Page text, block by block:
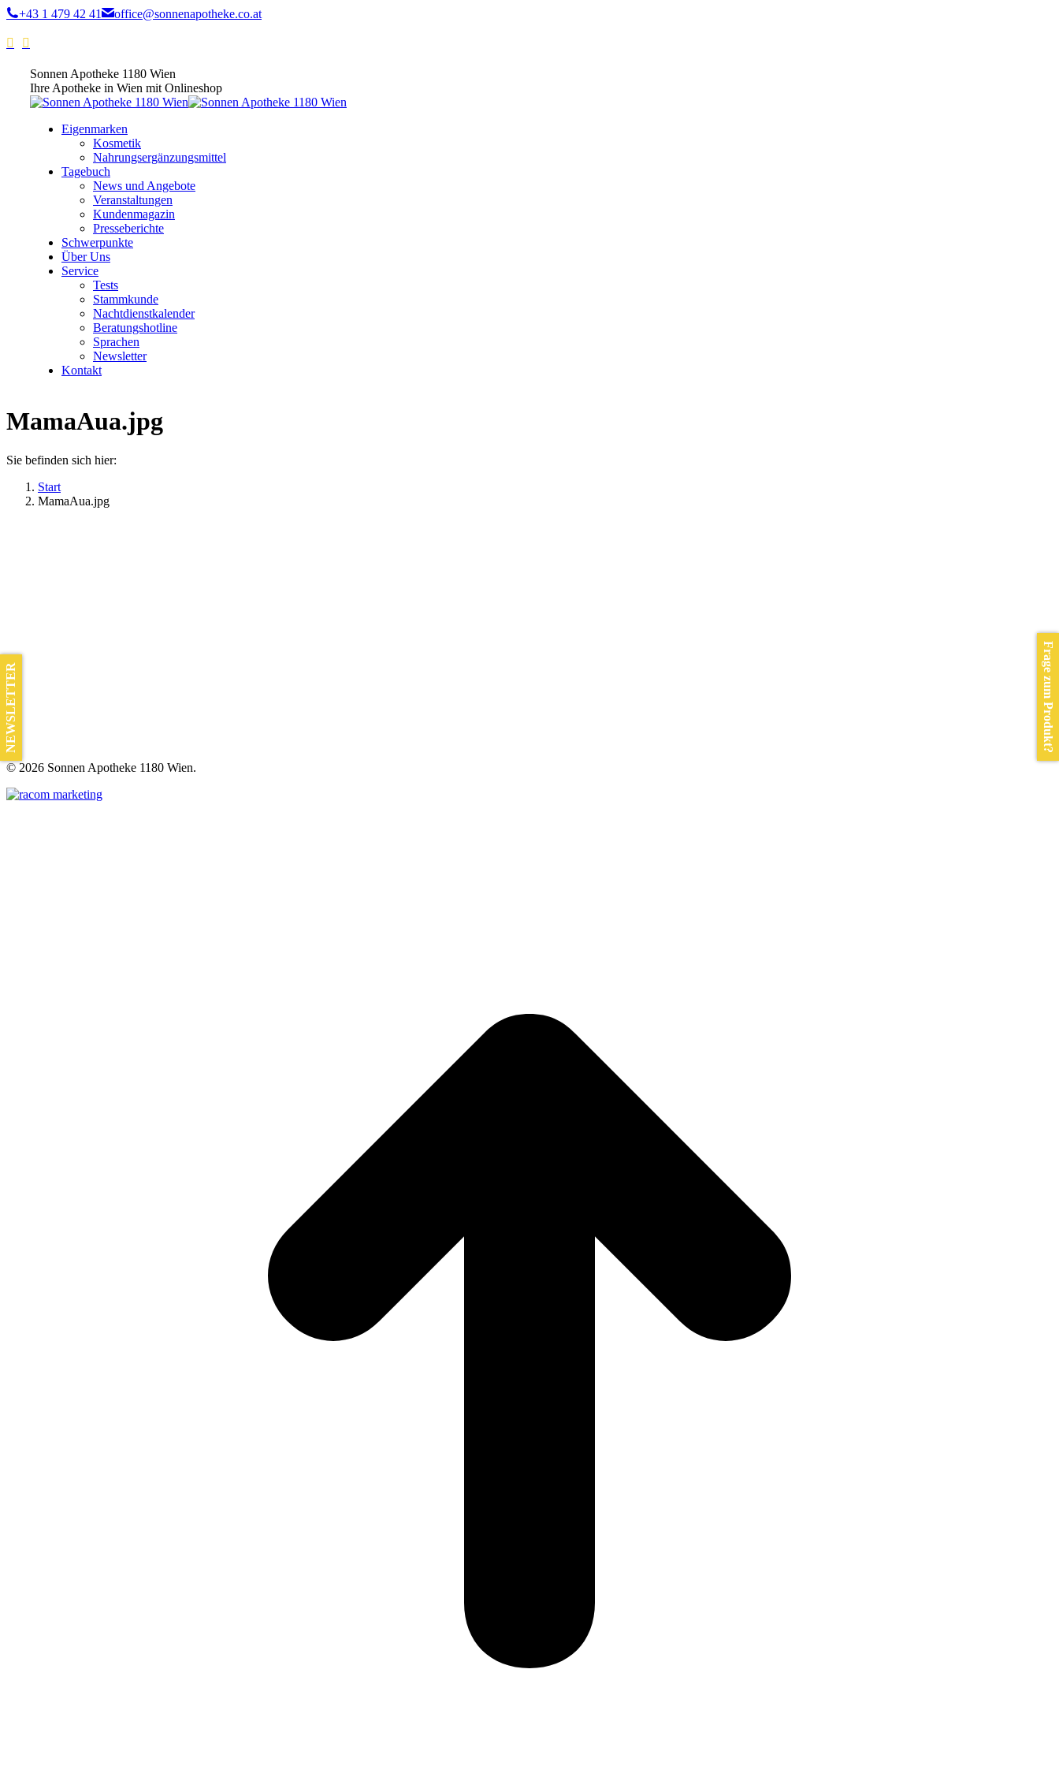
+43 1 479 42 41 office@sonnenapotheke.co.at
Sonnen Apotheke 1180 Wien
Ihre Apotheke in Wien mit Onlineshop
Eigenmarken
Kosmetik
Nahrungsergänzungsmittel
Tagebuch
News und Angebote
Veranstaltungen
Kundenmagazin
Presseberichte
Schwerpunkte
Über Uns
Service
Tests
Stammkunde
Nachtdienstkalender
Beratungshotline
Sprachen
Newsletter
Kontakt
MamaAua.jpg
Sie befinden sich hier:
Start
MamaAua.jpg
© 2026 Sonnen Apotheke 1180 Wien.
Frage zum Produkt?
NEWSLETTER